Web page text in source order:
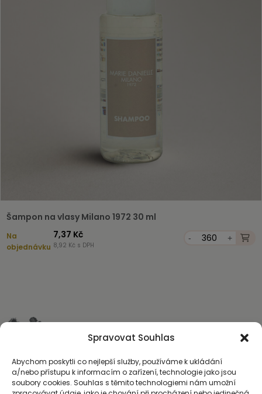
Spravovat Souhlas
Abychom poskytli co nejlepší služby, používáme k ukládání
a/nebo přístupu k informacím o zařízení, technologie jako jsou
soubory cookies. Souhlas s těmito technologiemi nám umožní
Šampon na vlasy Milano 1972 30 ml
Na
objednávku
7,37 Kč
8,92 Kč s DPH
- +